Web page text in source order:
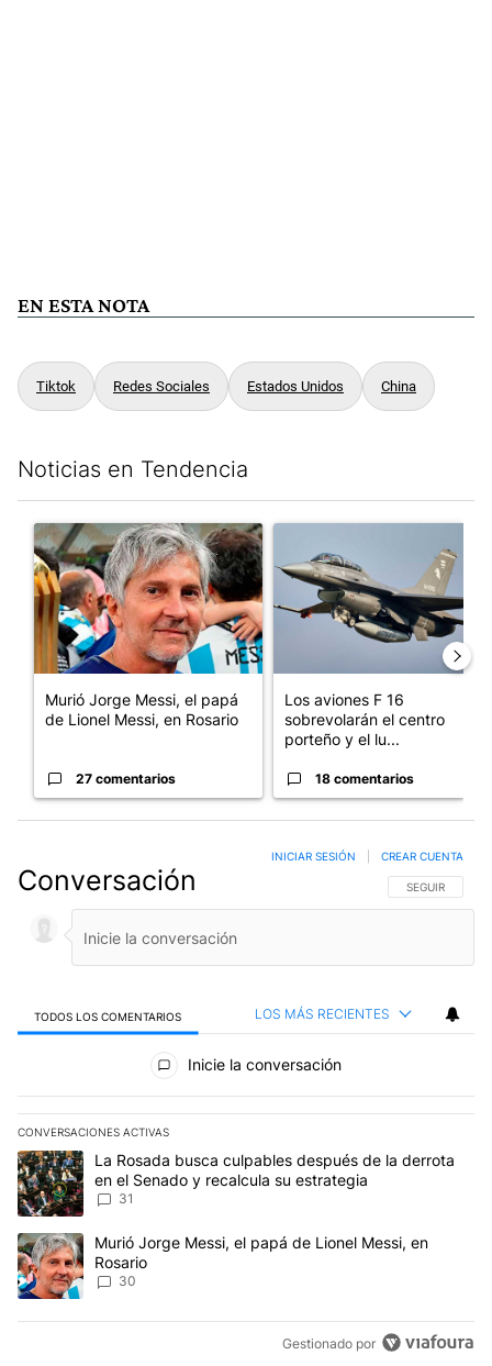
EN ESTA NOTA
Tiktok Redes Sociales Estados Unidos China
Noticias en Tendencia
Un artículo de tendencia con el título "Murió Jorge Messi, el
Murió Jorge Messi, el papá
de Lionel Messi, en Rosario
27 comentarios
Los aviones F 16
sobrevolarán el centro
porteño y el lu...
18 comentarios
Conversación SIGA ESTA
SEGUIR
INICIAR SESIÓN CREAR CUENTA
TODOS LOS COMENTARIOS LOS MÁS RECIENTES
Todos los comentarios
Inicie la conversación
CONVERSACIONES ACTIVAS
Este listado muestra los artículos con más comentarios en los
Un artículo de tendencia con el título "La Rosada busca
La Rosada busca culpables después de la derrota
en el Senado y recalcula su estrategia
31
Un artículo de tendencia con el título "Murió Jorge Messi, el
Murió Jorge Messi, el papá de Lionel Messi, en
Rosario
30
Gestionado por